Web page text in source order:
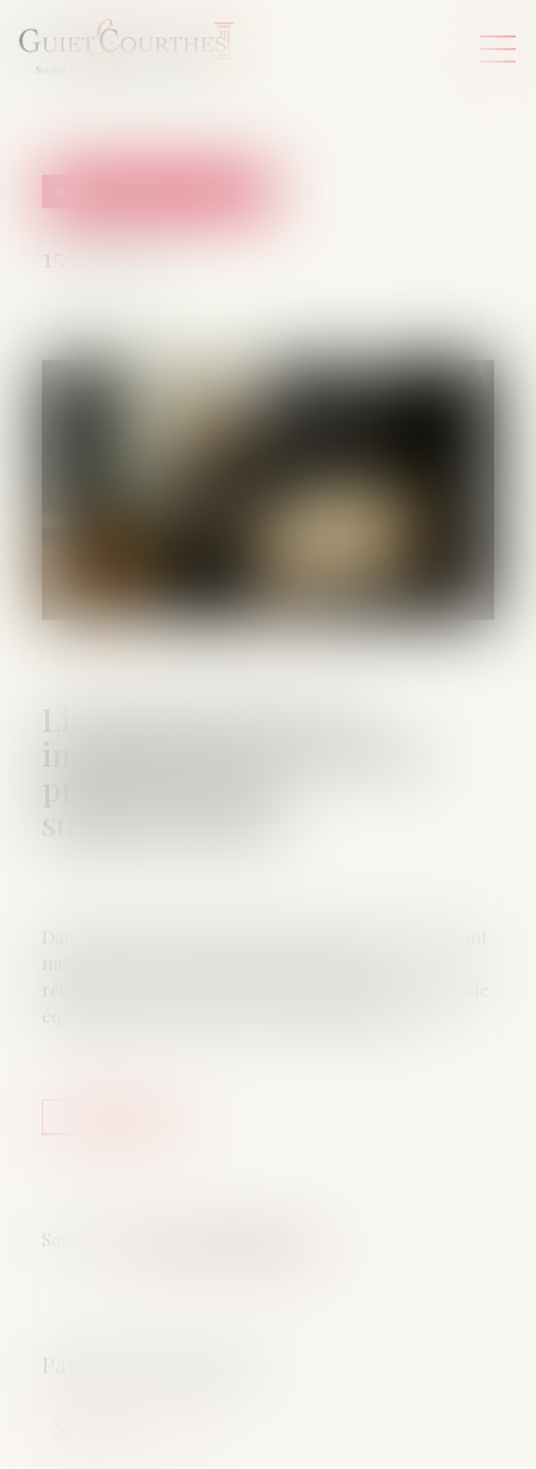
Licenciement nul : les
indemnités doivent inclure
primes et heures
supplémentaires
Source :
Dans le cadre d’un licenciement reconnu comme étant
nul, mais où le salarié ne demande pas sa
équivalente aux salaires des six derniers mois...